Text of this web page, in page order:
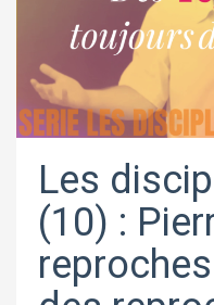
Les
(10) :